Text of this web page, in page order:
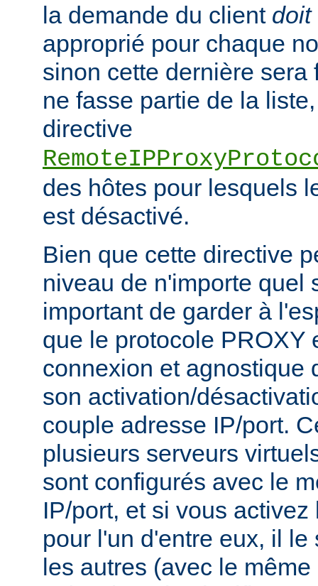
la demande du client doit
approprié pour chaque
sinon cette dernière sera
ne fasse partie de la
directive
des hôtes pour lesquels
est désactivé.
Bien que cette directive
niveau de n'importe quel
important de garder à
que le protocole PROXY
connexion et agnostique
son activation/
couple adresse IP/port.
plusieurs serveurs
sont configurés avec le
IP/port, et si vous
pour l'un d'entre eux, il
les autres (avec le